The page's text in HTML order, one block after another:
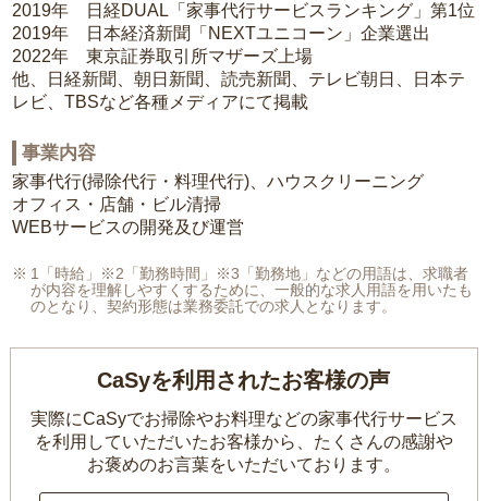
2019年 日経DUAL「家事代行サービスランキング」第1位
2019年 日本経済新聞「NEXTユニコーン」企業選出
2022年 東京証券取引所マザーズ上場
他、日経新聞、朝日新聞、読売新聞、テレビ朝日、日本テ
レビ、TBSなど各種メディアにて掲載
事業内容
家事代行(掃除代行・料理代行)、ハウスクリーニング
オフィス・店舗・ビル清掃
WEBサービスの開発及び運営
1「時給」※2「勤務時間」※3「勤務地」などの用語は、求職者
が内容を理解しやすくするために、一般的な求人用語を用いたも
のとなり、契約形態は業務委託での求人となります。
CaSyを利用されたお客様の声
実際にCaSyでお掃除やお料理などの家事代行サービス
を利用していただいたお客様から、 たくさんの感謝や
お褒めのお言葉をいただいております。